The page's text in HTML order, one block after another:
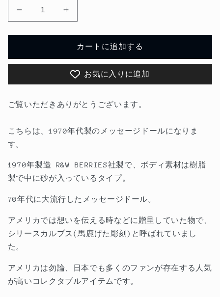
BERRIES
リ
ー
ス
ル
ス
(メ
セ
ジ
ド
ル)
の
1970
R&amp;W
BERRIES
シ
リ
ー
ス
ル
ス
(メ
セ
ジ
ド
ル)
の
カートに追加する
お気に入りに追加
ご覧いただきありがとうございます。
こちらは、1970年代製のメッセージドールになりま
す。
1970年製造 R&W BERRIES社製で、 ボディ素材は樹脂
製で中に砂が入っているタイプ。
70年代に大流行したメッセージドール。
アメリカでは想いを伝える時などに贈呈していた物で、
シリースカルプス(馬鹿げた彫刻)と呼ばれていまし
た。
アメリカは勿論、日本でも多くのファンが存在する人気
が高いコレクタブルアイテムです。